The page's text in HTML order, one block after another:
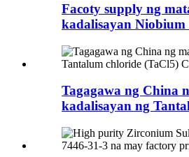
Facoty supply ng
kadalisayan
Tagagawa ng China
kadalisayan ng